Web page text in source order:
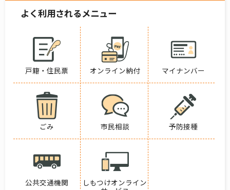
よく利用されるメニュー
戸籍・住民票 オンライン納付 マイナンバー
ごみ 市民相談 予防接種
公共交通機関
しもつけオンライン